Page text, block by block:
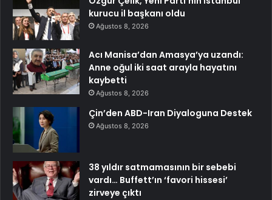
kurucu il başkanı oldu
Ağustos 8, 2026
Acı Manisa’dan Amasya’ya uzandı:
Anne oğul iki saat arayla hayatını
kaybetti
Ağustos 8, 2026
Çin’den ABD-Iran Diyaloguna Destek
Ağustos 8, 2026
38 yıldır satmamasının bir sebebi
vardı… Buffett’ın ‘favori hissesi’
zirveye çıktı